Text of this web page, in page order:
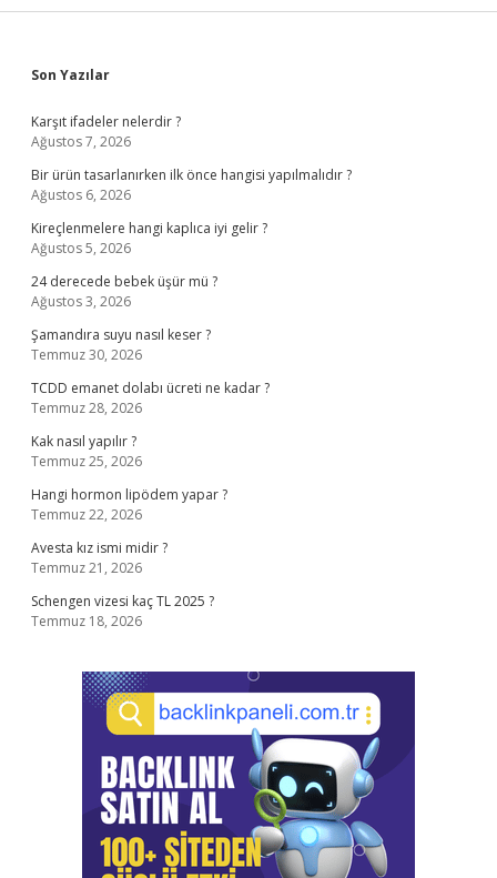
Sidebar
Son Yazılar
Karşıt ifadeler nelerdir ?
Ağustos 7, 2026
Bir ürün tasarlanırken ilk önce hangisi yapılmalıdır ?
Ağustos 6, 2026
Kireçlenmelere hangi kaplıca iyi gelir ?
Ağustos 5, 2026
24 derecede bebek üşür mü ?
Ağustos 3, 2026
Şamandıra suyu nasıl keser ?
Temmuz 30, 2026
TCDD emanet dolabı ücreti ne kadar ?
Temmuz 28, 2026
Kak nasıl yapılır ?
Temmuz 25, 2026
Hangi hormon lipödem yapar ?
Temmuz 22, 2026
Avesta kız ismi midir ?
Temmuz 21, 2026
Schengen vizesi kaç TL 2025 ?
Temmuz 18, 2026